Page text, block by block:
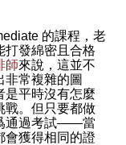
的課程，老
打發綿密且合格
師來說，這並不
非常複雜的圖
是平時沒有怎麼
戰。但只要都做
通過考試——當
會獲得相同的證